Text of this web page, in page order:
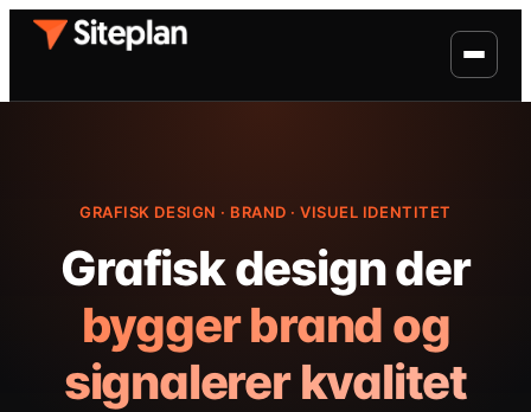
GRAFISK DESIGN · BRAND · VISUEL IDENTITET
Grafisk design der
bygger brand og
signalerer kvalitet